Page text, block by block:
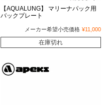
【AQUALUNG】 マリーナパック用
バックプレート
メーカー希望小売価格 ¥11,000
在庫切れ